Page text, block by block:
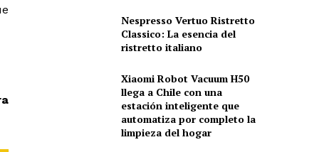
Nespresso Vertuo Ristretto
Classico: La esencia del
ristretto italiano
Xiaomi Robot Vacuum H50
llega a Chile con una
estación inteligente que
automatiza por completo la
limpieza del hogar